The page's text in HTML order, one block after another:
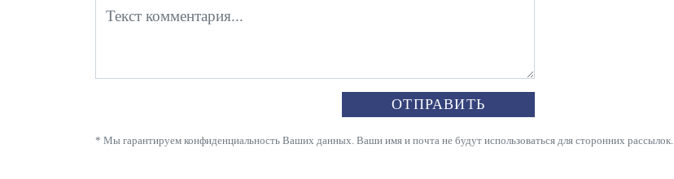
ОТПРАВИТЬ
* Мы гарантируем конфиденциальность Ваших данных. Ваши имя и почта не будут использоваться для сторонних рассылок.